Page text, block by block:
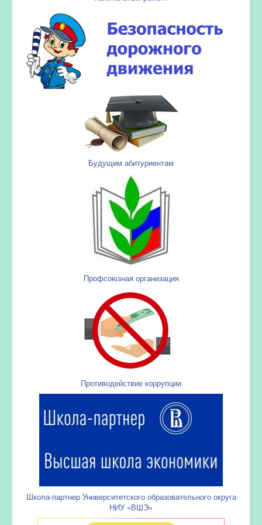
Будущим абитуриентам
Профсоюзная организация
Противодействие коррупции
Школа-партнер Университетского образовательного округа
НИУ «ВШЭ»